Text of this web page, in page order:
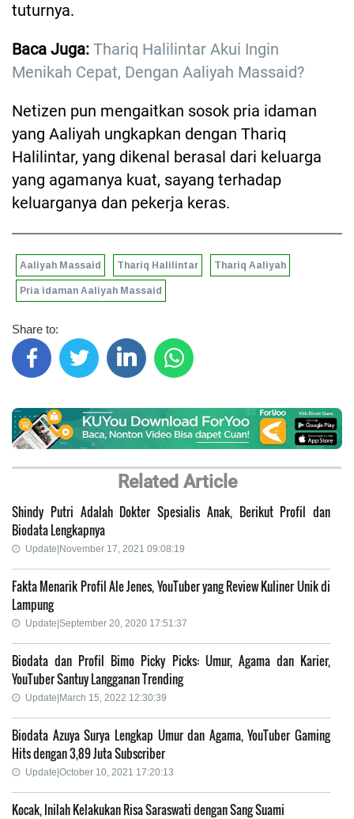
tuturnya.
Baca Juga: Thariq Halilintar Akui Ingin
Menikah Cepat, Dengan Aaliyah Massaid?
Netizen pun mengaitkan sosok pria idaman
yang Aaliyah ungkapkan dengan Thariq
Halilintar, yang dikenal berasal dari keluarga
yang agamanya kuat, sayang terhadap
keluarganya dan pekerja keras.
Aaliyah Massaid Thariq Halilintar Thariq Aaliyah
Pria idaman Aaliyah Massaid
Share to:
Related Article
Shindy Putri Adalah Dokter Spesialis Anak, Berikut Profil dan
Biodata Lengkapnya
Update|November 17, 2021 09:08:19
Fakta Menarik Profil Ale Jenes, YouTuber yang Review Kuliner Unik di
Lampung
Update|September 20, 2020 17:51:37
Biodata dan Profil Bimo Picky Picks: Umur, Agama dan Karier,
YouTuber Santuy Langganan Trending
Update|March 15, 2022 12:30:39
Biodata Azuya Surya Lengkap Umur dan Agama, YouTuber Gaming
Hits dengan 3,89 Juta Subscriber
Update|October 10, 2021 17:20:13
Kocak, Inilah Kelakukan Risa Saraswati dengan Sang Suami